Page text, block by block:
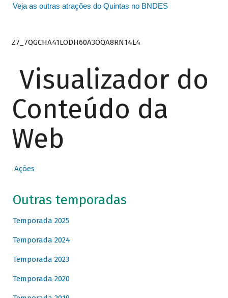
Veja as outras atrações do Quintas no BNDES
Z7_7QGCHA41LODH60A3OQA8RN14L4
Visualizador do
Conteúdo da
Web
Ações
Outras temporadas
Temporada 2025
Temporada 2024
Temporada 2023
Temporada 2020